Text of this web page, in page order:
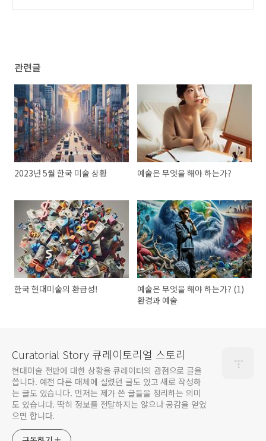
관련글
2023년 5월 한국 미술 상황 예술은 무엇을 해야 하는가?
한국 현대미술의 환급성!
예술은 무엇을 해야 하는가? (1)
환경과 예술
Curatorial Story 큐레이토리얼 스토리
현대미술 전반에 대한 상황을 큐레이터의 관점으로 글을
씁니다. 예전 다른 매체에 실렸던 글도 있고 새로 작성하
는 글도 있습니다. 먼저는 제가 쓴 글들을 정리하는 의미
도 있습니다. 딱히 정보를 전달하지는 않으나 공감을 얻었
으면 합니다.